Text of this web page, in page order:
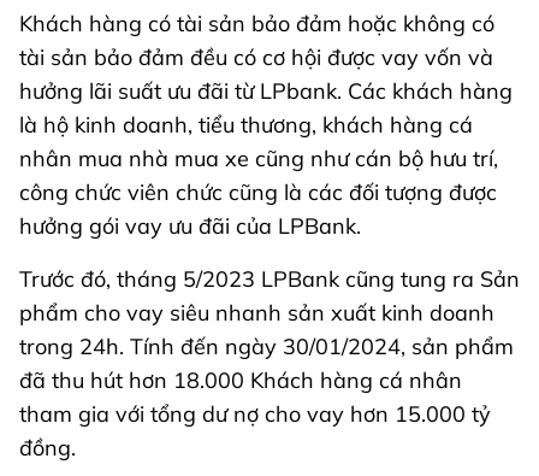
Khách hàng có tài sản bảo đảm hoặc không có
tài sản bảo đảm đều có cơ hội được vay vốn và
hưởng lãi suất ưu đãi từ LPbank. Các khách hàng
là hộ kinh doanh, tiểu thương, khách hàng cá
nhân mua nhà mua xe cũng như cán bộ hưu trí,
công chức viên chức cũng là các đối tượng được
hưởng gói vay ưu đãi của LPBank.
Trước đó, tháng 5/2023 LPBank cũng tung ra Sản
phẩm cho vay siêu nhanh sản xuất kinh doanh
trong 24h. Tính đến ngày 30/01/2024, sản phẩm
đã thu hút hơn 18.000 Khách hàng cá nhân
tham gia với tổng dư nợ cho vay hơn 15.000 tỷ
đồng.